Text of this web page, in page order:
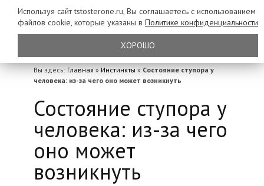
Вы здесь: Главная » Инстинкты » Состояние ступора у
человека: из-за чего оно может возникнуть
Состояние ступора у
человека: из-за чего
оно может
возникнуть
Используя сайт tstosterone.ru, Вы соглашаетесь с использованием
файлов cookie, которые указаны в Политике конфиденциальности
ХОРОШО